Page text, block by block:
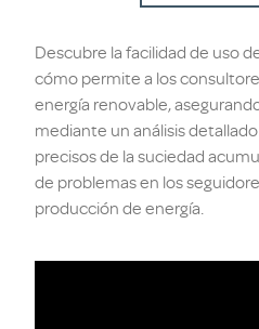
Descubre la facilidad de uso
cómo permite a los
energía renovable,
mediante un análisis
precisos de la suciedad
de problemas en los
producción de energía.